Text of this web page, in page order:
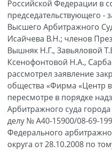
Российской Федерации в
председательствующего -
Высшего Арбитражного
Исайчева В.Н.; членов
Вышняк Н.Г., Завьяловой
Ксенофонтовой Н.А.,
рассмотрел заявление
общества «Фирма «Центр
пересмотре в порядке
Арбитражного суда
делу № А40-15900/08-69-
Федерального
округа от 28.10.2008 по